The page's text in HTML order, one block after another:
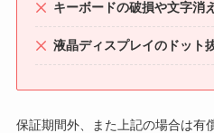
キーボードの破損や文字消え
液晶ディスプレイのドット
保証期間外、また上記の場合は有